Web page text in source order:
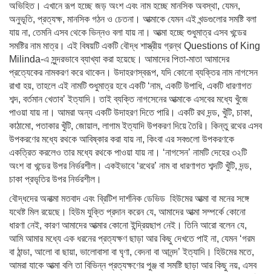
অভিহিত। এখানে রূপ হচ্ছে জড় অংশ এবং নাম হচ্ছে মানসিক অবস্থা, যেমন,
অনুভূতি, প্রত্যক্ষ, মানসিক গঠন ও চেতনা। আত্মাকে যেমন এই খন্ডগুলোর সমষ্টি বলা
যায় না, তেমনি এসব থেকে ভিন্নও বলা যায় না। আত্মা হচ্ছে শুধুমাত্র এসব খন্ডের
সমষ্টির নাম মাত্র। এই বিষয়টি একটি বৌদ্ধ শাস্ত্রীয় গ্রন্থ Questions of King
Milinda-এ সুন্দরভাবে ব্যাখ্যা করা হয়েছে। আমাদের পিতা-মাতা আমাদের
প্রত্যেকের নামকরণ করে থাকেন। উদাহরণস্বরূপ, যদি কোনো ব্যক্তির নাম নাগসেন
রাখা হয়, তাহলে এই নামটি শুধুমাত্র হবে একটি ‘নাম, একটি উপাধি, একটি ধারণাগত
শব্দ, বর্তমান খেতাব’ ইত্যাদি। তাই ব্যক্তি নাগসেনের আত্মাকে এসবের মধ্যে খুঁজে
পাওয়া যায় না। আমরা অন্য একটি উদাহরণ দিতে পারি। একটি রথ দন্ড, খুঁটি, চাকা,
কাঠামো, পতাকার খুঁটি, জোয়াল, লাগাম ইত্যাদি উপকরণ দিয়ে তৈরি। কিন্তু রথের এসব
উপকরণের মধ্যে রথকে আবিষ্কার করা যায় না, কিংবা এর সবগুলো উপকরণকে
একত্রিত করলেও তার মধ্যে রথকে পাওয়া যায় না। ‘নাগসেন’ নামটি দেহের ৩২টি
অংশ বা খন্ডের উপর নির্ভরশীল। একইভাবে ‘রথের’ নাম বা ধারণাগত শব্দটি খুঁটি, দন্ড,
চাকা প্রভৃতির উপর নির্ভরশীল।
বৌদ্ধদের অনাত্মা মতবাদ এবং ব্রিটিশ দার্শনিক ডেভিড হিউমের আত্মা বা মনের সঙ্গে
যথেষ্ট মিল রয়েছে। হিউম যুক্তি প্রদান করেন যে, আমাদের আত্মা সম্পর্কে কোনো
ধারণা নেই, কারণ আমাদের আত্মার কোনো ইন্দ্রিয়ছাপ নেই। তিনি আরো বলেন যে,
আমি আমার মধ্যে এক ধরনের প্রত্যক্ষণ ছাড়া আর কিছু দেখতে পাই না, যেমন ‘গরম
বা ঠান্ডা, আলো বা ছায়া, ভালোবাসা বা ঘৃণা, বেদনা বা আনন্দ’ ইত্যাদি। হিউমের মতে,
আমরা যাকে আত্মা বলি তা বিভিন্ন প্রত্যক্ষণের পুঞ্জ বা সমষ্টি ছাড়া আর কিছু নয়, এসব